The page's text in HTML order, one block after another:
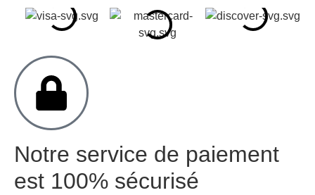
Notre service de paiement
est 100% sécurisé